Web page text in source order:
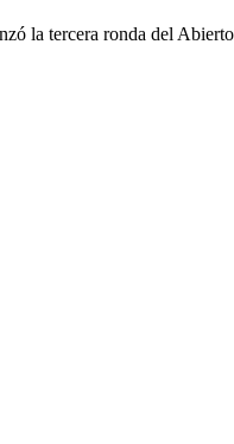
la tercera ronda del